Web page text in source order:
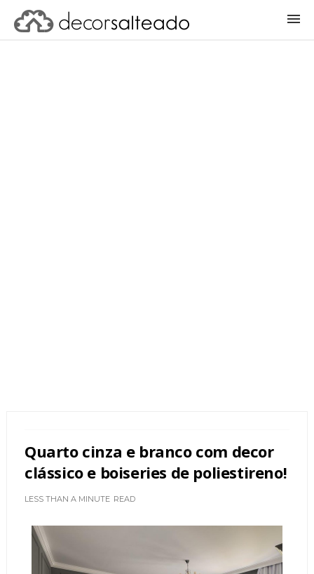
Quarto cinza e branco com decor
clássico e boiseries de poliestireno!
LESS THAN A MINUTE READ